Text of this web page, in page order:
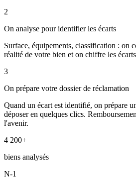
2
On analyse pour identifier les écarts
Surface, équipements, classification : on
réalité de votre bien et on chiffre les
3
On prépare votre dossier de réclamation
Quand un écart est identifié, on prépare
déposer en quelques clics.
l'avenir.
4 200+
biens analysés
N-1